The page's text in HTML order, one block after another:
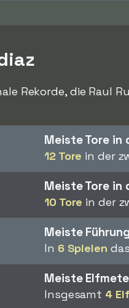
Rekorde, die Raul
Meiste Tore in
12 Tore in der
Meiste Tore in
10 Tore in der
Meiste
In 6 Spielen
Meiste
Insgesamt 4